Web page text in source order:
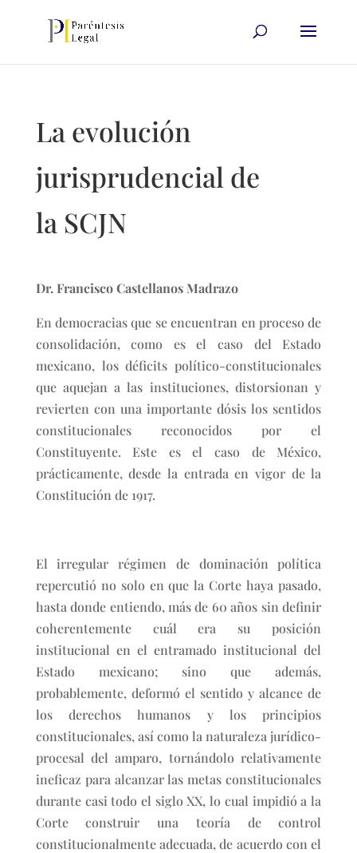
La evolución
jurisprudencial de
la SCJN
Dr. Francisco Castellanos Madrazo
En democracias que se encuentran en proceso de
consolidación, como es el caso del Estado
mexicano, los déficits político-constitucionales
que aquejan a las instituciones, distorsionan y
revierten con una importante dósis los sentidos
constitucionales reconocidos por el
Constituyente. Este es el caso de México,
prácticamente, desde la entrada en vigor de la
Constitución de 1917.
El irregular régimen de dominación política
repercutió no solo en que la Corte haya pasado,
hasta donde entiendo, más de 60 años sin definir
coherentemente cuál era su posición
institucional en el entramado institucional del
Estado mexicano; sino que además,
probablemente, deformó el sentido y alcance de
los derechos humanos y los principios
constitucionales, así como la naturaleza jurídico-
procesal del amparo, tornándolo relativamente
ineficaz para alcanzar las metas constitucionales
durante casi todo el siglo XX, lo cual impidió a la
Corte construir una teoría de control
constitucionalmente adecuada, de acuerdo con el